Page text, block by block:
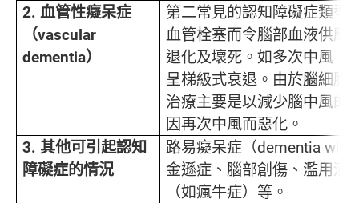
2. 血管性癡呆症
（vascular
dementia）
第二常見的認知障礙症類型
血管栓塞而令腦部血液供應
退化及壞死。如多次中風，
呈梯級式衰退。由於腦細胞
治療主要是以減少腦中風的
因再次中風而惡化。
3. 其他可引起認知
障礙症的情況
路易癡呆症（dementia with
金遜症、腦部創傷、濫用酒
（如瘋牛症）等。